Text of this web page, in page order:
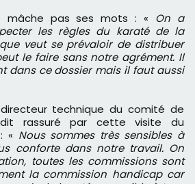
mâche pas ses mots : « On a
les règles du karaté de la
veut se prévaloir de distribuer
le faire sans notre agrément. Il
dans ce dossier mais il faut aussi
technique du comité de
dit rassuré par cette visite du
« Nous sommes très sensibles à
conforte dans notre travail. On
toutes les commissions sont
la commission handicap car